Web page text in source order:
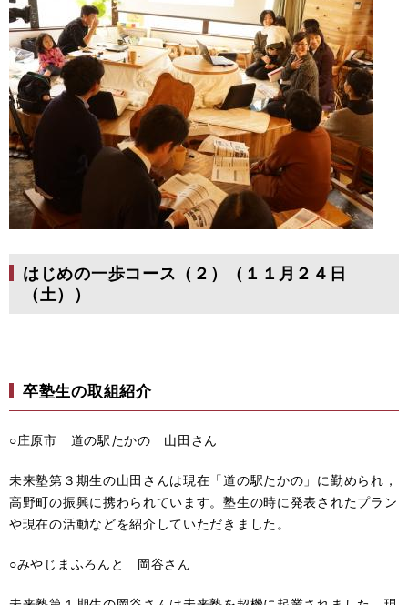
はじめの一歩コース（２）（１１月２４日
（土））
卒塾生の取組紹介
○庄原市 道の駅たかの 山田さん
未来塾第３期生の山田さんは現在「道の駅たかの」に勤められ，
高野町の振興に携わられています。塾生の時に発表されたプラン
や現在の活動などを紹介していただきました。
○みやじまふろんと 岡谷さん